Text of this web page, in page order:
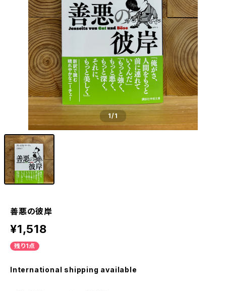
1/1
善悪の彼岸
¥1,518
残り1点
International shipping available